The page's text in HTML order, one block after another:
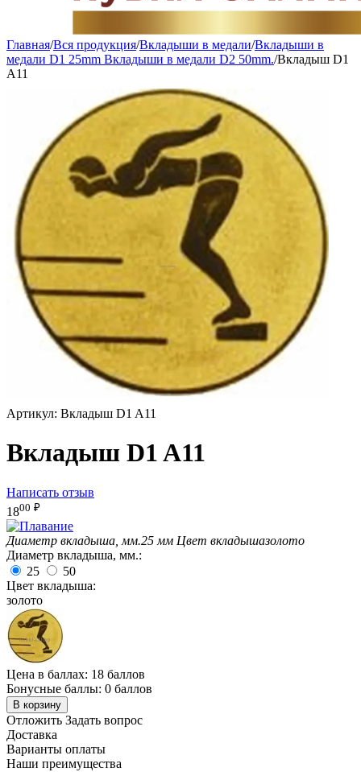
Главная/Вся продукция/Вкладыши в медали/Вкладыши в
медали D1 25mm Вкладыши в медали D2 50mm./Вкладыш D1
A11
Артикул: Вкладыш D1 A11
Вкладыш D1 A11
Написать отзыв
1800 ₽
Диаметр вкладыша, мм.25 мм Цвет вкладышазолото
Диаметр вкладыша, мм.:
25
50
Цвет вкладыша:
золото
Цена в баллах: 18 баллов
Бонусные баллы: 0 баллов
В корзину
Отложить Задать вопрос
Доставка
Варианты оплаты
Наши преимущества